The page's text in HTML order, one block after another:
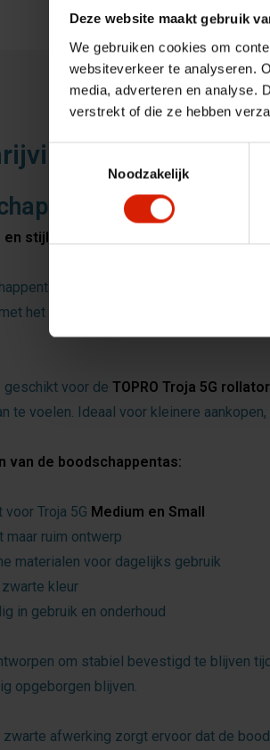
Deze website maakt gebruik
We gebruiken cookies om
websiteverkeer te analyseren.
media, adverteren en analyse.
verstrekt of die ze hebben
Noodzakelijk
voor Troja
en stijlvolle opbergruimte voor
5G is een functioneel en
het oog op comfort, gebruiksgemak
geschikt voor de TOPRO Troja 5G
te voelen. Ideaal voor kleinere
van de boodschappentas:
voor Troja 5G Medium en Small
maar ruim ontwerp
materialen voor dagelijks gebruik
kleur
in gebruik en onderhoud
om stabiel bevestigd te blijven
opgeborgen blijven.
zwarte afwerking zorgt ervoor dat de